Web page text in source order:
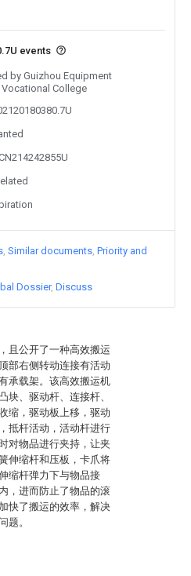
且公开了一种高效搬运
部右侧转动连接有活动
承载架。该高效搬运机
块、驱动杆、连接杆、
缩，驱动板上移，驱动
抵杆活动，活动杆进行
对物品进行夹持，让夹
伸缩杆和压板，卡爪将
缩杆弹力下与物品接
，进而防止了物品的滚
快了搬运的效率，解决
题。
events
by Guizhou Equipment
College
Similar documents Priority and
Dossier Discuss